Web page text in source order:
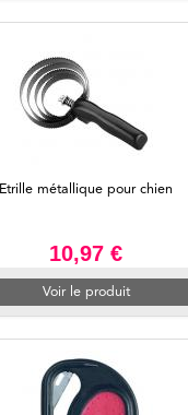
Etrille métallique pour chien
10,97 €
Voir le produit